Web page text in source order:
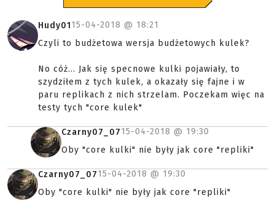
Hudy0115-04-2018 @ 18:21
Czyli to budżetowa wersja budżetowych kulek?
No cóż... Jak się specnowe kulki pojawiały, to
szydziłem z tych kulek, a okazały się fajne i w
paru replikach z nich strzelam. Poczekam więc na
testy tych "core kulek"
Czarny07_0715-04-2018 @ 19:30
Oby "core kulki" nie były jak core "repliki"
Czarny07_0715-04-2018 @ 19:30
Oby "core kulki" nie były jak core "repliki"